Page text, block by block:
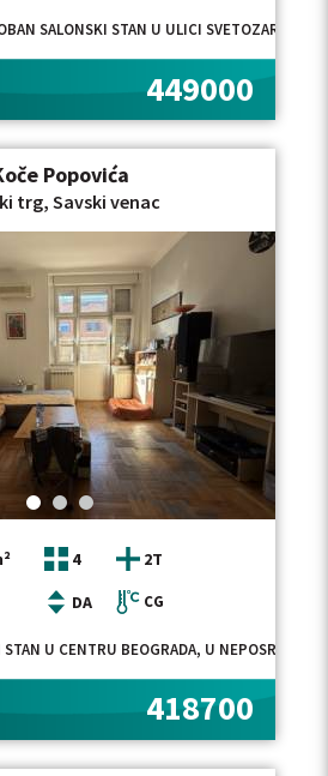
SALONSKI STAN U ULICI SVETOZARA
449000
Popovića
trg, Savski venac
4
2T
DA CG
STAN U CENTRU BEOGRADA, U
418700